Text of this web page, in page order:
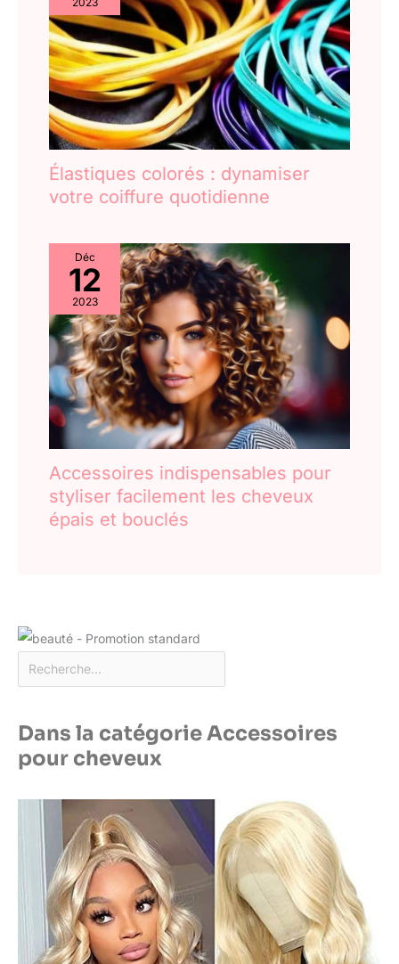
Élastiques colorés : dynamiser
votre coiffure quotidienne
Déc
12
2023
Accessoires indispensables pour
styliser facilement les cheveux
épais et bouclés
Dans la catégorie Accessoires
pour cheveux